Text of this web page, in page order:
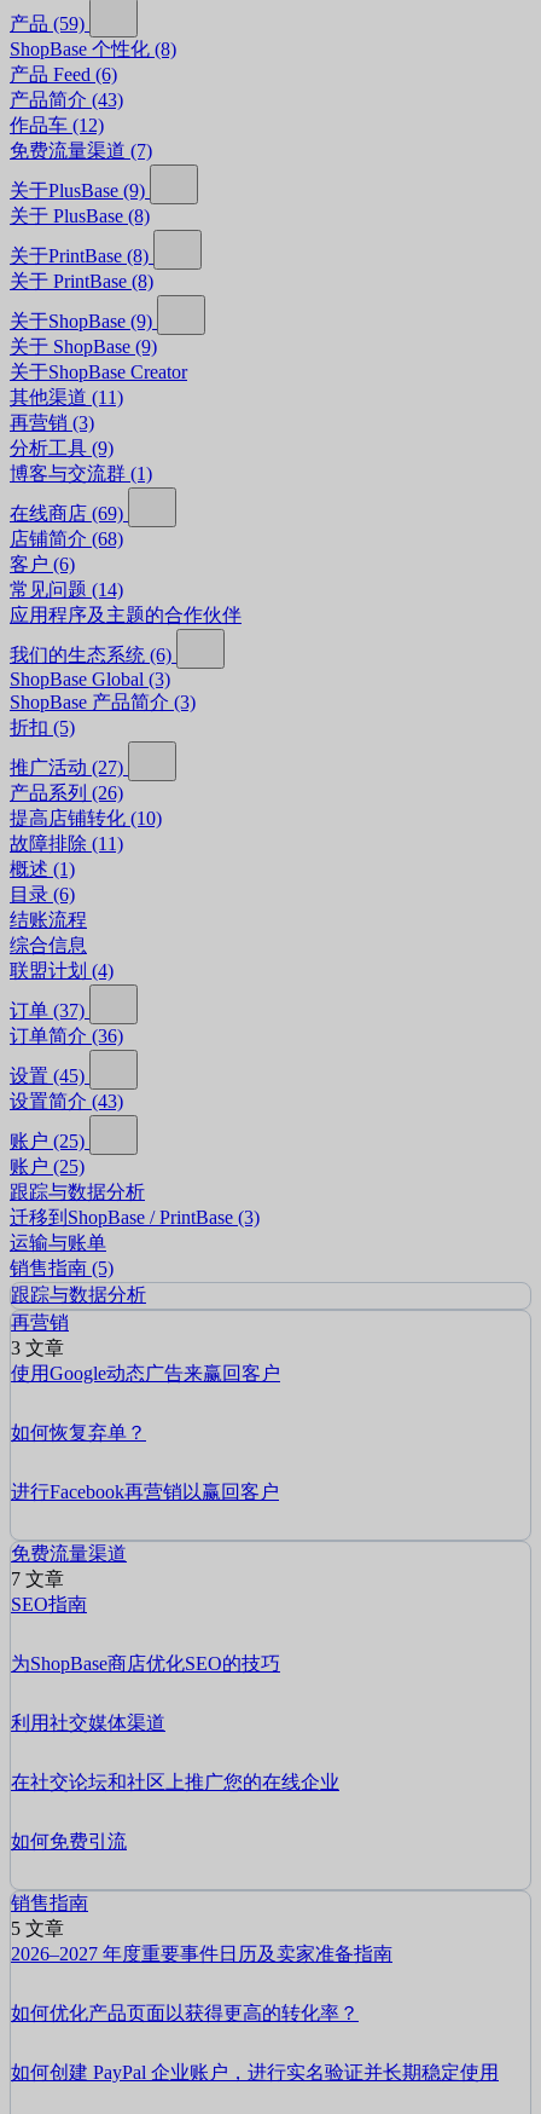
产品 (59)
ShopBase 个性化 (8)
产品 Feed (6)
产品简介 (43)
作品车 (12)
免费流量渠道 (7)
关于PlusBase (9)
关于 PlusBase (8)
关于PrintBase (8)
关于 PrintBase (8)
关于ShopBase (9)
关于 ShopBase (9)
关于ShopBase Creator
其他渠道 (11)
再营销 (3)
分析工具 (9)
博客与交流群 (1)
在线商店 (69)
店铺简介 (68)
客户 (6)
常见问题 (14)
应用程序及主题的合作伙伴
我们的生态系统 (6)
ShopBase Global (3)
ShopBase 产品简介 (3)
折扣 (5)
推广活动 (27)
产品系列 (26)
提高店铺转化 (10)
故障排除 (11)
概述 (1)
目录 (6)
结账流程
综合信息
联盟计划 (4)
订单 (37)
订单简介 (36)
设置 (45)
设置简介 (43)
账户 (25)
账户 (25)
跟踪与数据分析
迁移到ShopBase / PrintBase (3)
运输与账单
销售指南 (5)
跟踪与数据分析
再营销
3 文章
使用Google动态广告来赢回客户
如何恢复弃单？
进行Facebook再营销以赢回客户
免费流量渠道
7 文章
SEO指南
为ShopBase商店优化SEO的技巧
利用社交媒体渠道
在社交论坛和社区上推广您的在线企业
如何免费引流
销售指南
5 文章
2026–2027 年度重要事件日历及卖家准备指南
如何优化产品页面以获得更高的转化率？
如何创建 PayPal 企业账户，进行实名验证并长期稳定使用